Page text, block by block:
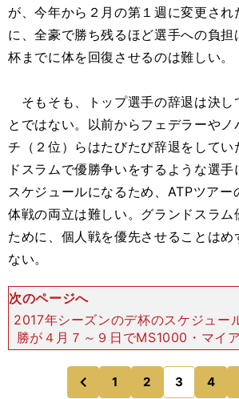
が、今年から２月の第１週に変更され
に、全豪で勝ち残るほど選手への負
杯までに体を回復させるのは難しい。
そもそも、トップ選手の辞退は決し
とではない。以前からフェデラーやノ
チ（２位）らはたびたび辞退をしてい
ドスラムで優勝争いをするような選
スケジュールになるため、ATPツアー
体戦の両立は難しい。グランドスラム
ために、個人戦を優先させることはめ
ない。
次のページへ
2017年シーズンのデ杯のスケジュー
勝が４月７～９日でMS1000・マイ
週、準決勝およびプレーオフ（入れ
15～17日でUS（全米）オープンの直
月24
前
のページへ
1 2 3 4
のページへ